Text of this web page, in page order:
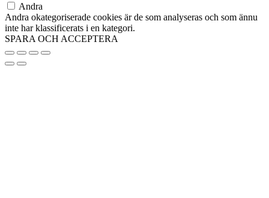
Andra
Andra okategoriserade cookies är de som analyseras och som ännu
inte har klassificerats i en kategori.
SPARA OCH ACCEPTERA